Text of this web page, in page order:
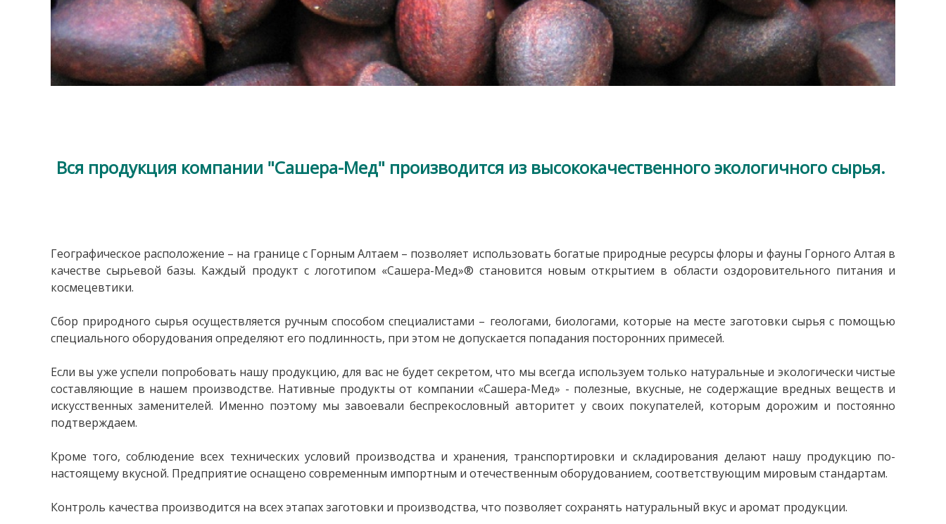
Вся продукция компании "Сашера-Мед" производится из высококачественного экологичного сырья.
Географическое расположение – на границе с Горным Алтаем – позволяет использовать богатые природные ресурсы флоры и фауны Горного Алтая в
качестве сырьевой базы. Каждый продукт с логотипом «Сашера-Мед»® становится новым открытием в области оздоровительного питания и
космецевтики.
Сбор природного сырья осуществляется ручным способом специалистами – геологами, биологами, которые на месте заготовки сырья с помощью
специального оборудования определяют его подлинность, при этом не допускается попадания посторонних примесей.
Если вы уже успели попробовать нашу продукцию, для вас не будет секретом, что мы всегда используем только натуральные и экологически чистые
составляющие в нашем производстве. Нативные продукты от компании «Сашера-Мед» - полезные, вкусные, не содержащие вредных веществ и
искусственных заменителей. Именно поэтому мы завоевали беспрекословный авторитет у своих покупателей, которым дорожим и постоянно
подтверждаем.
Кроме того, соблюдение всех технических условий производства и хранения, транспортировки и складирования делают нашу продукцию по-
настоящему вкусной. Предприятие оснащено современным импортным и отечественным оборудованием, соответствующим мировым стандартам.
Контроль качества производится на всех этапах заготовки и производства, что позволяет сохранять натуральный вкус и аромат продукции.